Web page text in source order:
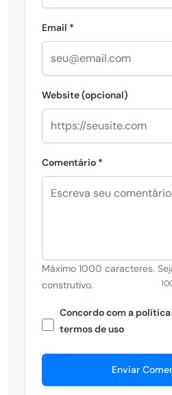
Email *
Website (opcional)
Comentário *
Máximo 1000 caracteres.
construtivo.
Concordo com a
termos de uso
Enviar